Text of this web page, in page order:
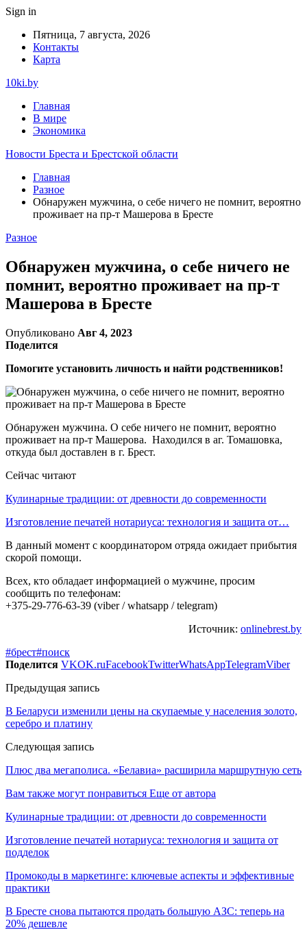
Sign in
Пятница, 7 августа, 2026
Контакты
Карта
10ki.by
Главная
В мире
Экономика
Новости Бреста и Брестской области
Главная
Разное
Обнаружен мужчина, о себе ничего не помнит, вероятно
проживает на пр-т Машерова в Бресте
Разное
Обнаружен мужчина, о себе ничего не
помнит, вероятно проживает на пр-т
Машерова в Бресте
Опубликовано Авг 4, 2023
Поделится
Помогите установить личность и найти родственников!
Обнаружен мужчина. О себе ничего не помнит, вероятно
проживает на пр-т Машерова. Находился в аг. Томашовка,
откуда был доставлен в г. Брест.
Сейчас читают
Кулинарные традиции: от древности до современности
Изготовление печатей нотариуса: технология и защита от…
В данный момент с координатором отряда ожидает прибытия
скорой помощи.
Всех, кто обладает информацией о мужчине, просим
сообщить по телефонам:
+375-29-776-63-39 (viber / whatsapp / telegram)
Источник: onlinebrest.by
#брест#поиск
Поделится VKOK.ruFacebookTwitterWhatsAppTelegramViber
Предыдущая запись
В Беларуси изменили цены на скупаемые у населения золото,
серебро и платину
Следующая запись
Плюс два мегаполиса. «Белавиа» расширила маршрутную сеть
Вам также могут понравиться Еще от автора
Кулинарные традиции: от древности до современности
Изготовление печатей нотариуса: технология и защита от
подделок
Промокоды в маркетинге: ключевые аспекты и эффективные
практики
В Бресте снова пытаются продать большую АЗС: теперь на
20% дешевле